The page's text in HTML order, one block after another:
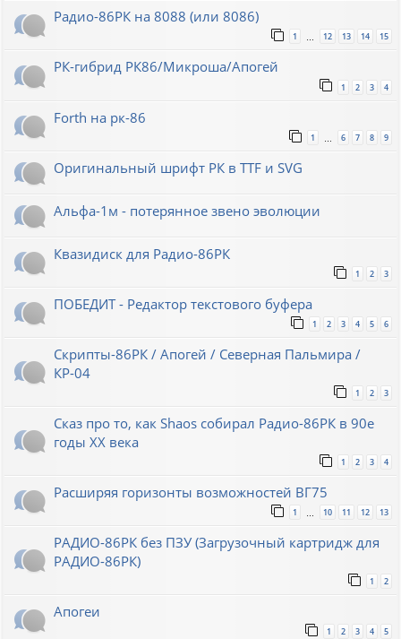
Радио-86РК на 8088 (или 8086)
1 … 12 13 14 15
РК-гибрид РК86/Микроша/Апогей
1 2 3 4
Forth на рк-86
1 6 7 8 9
Оригинальный шрифт РК в TTF и SVG
Альфа-1м - потерянное звено эволюции
Квазидиск для Радио-86РК
1 2 3
ПОБЕДИТ - Редактор текстового буфера
1 2 3 4 5 6
Скрипты-86РК / Апогей / Северная Пальмира /
КР-04
1 2 3
Сказ про то, как Shaos собирал Радио-86РК в 90е
годы XX века
1 2 3 4
Расширяя горизонты возможностей ВГ75
1 … 10 11 12 13
РАДИО-86РК без ПЗУ (Загрузочный картридж для
РАДИО-86РК)
1 2
Апогеи
1 2 3 4 5